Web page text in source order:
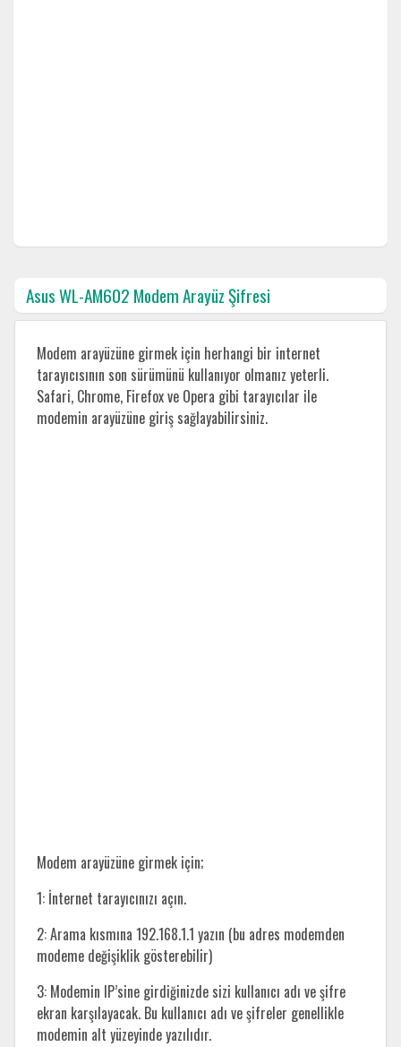
Asus WL-AM602 Modem Arayüz Şifresi
Modem arayüzüne girmek için herhangi bir internet
tarayıcısının son sürümünü kullanıyor olmanız yeterli.
Safari, Chrome, Firefox ve Opera gibi tarayıcılar ile
modemin arayüzüne giriş sağlayabilirsiniz.
Modem arayüzüne girmek için;
1: İnternet tarayıcınızı açın.
2: Arama kısmına 192.168.1.1 yazın (bu adres modemden
modeme değişiklik gösterebilir)
3: Modemin IP’sine girdiğinizde sizi kullanıcı adı ve şifre
ekran karşılayacak. Bu kullanıcı adı ve şifreler genellikle
modemin alt yüzeyinde yazılıdır.